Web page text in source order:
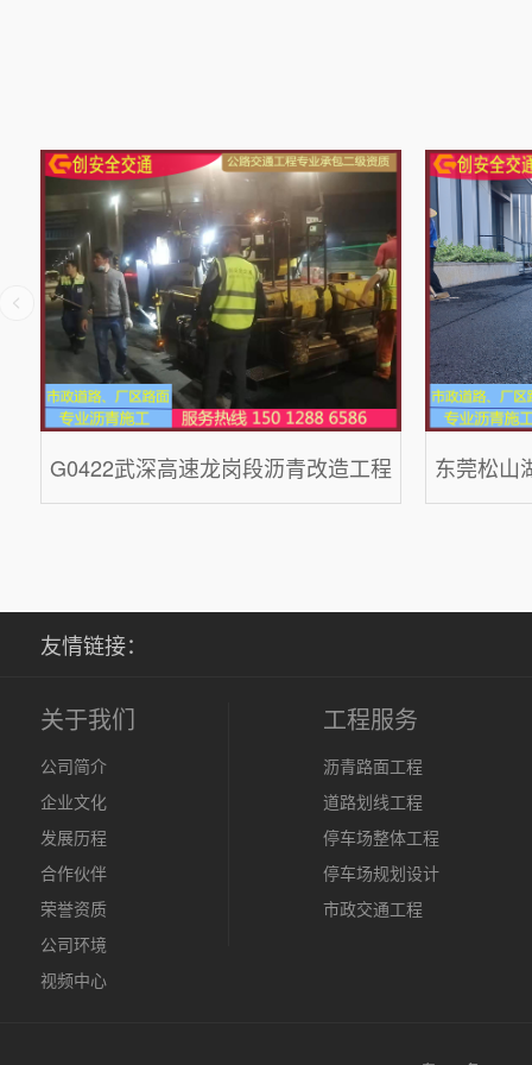
G0422武深高速龙岗段沥青改造工程 东莞松山
友情链接：
关于我们
公司简介
企业文化
发展历程
合作伙伴
荣誉资质
公司环境
视频中心
工程服务
沥青路面工程
道路划线工程
停车场整体工程
停车场规划设计
市政交通工程